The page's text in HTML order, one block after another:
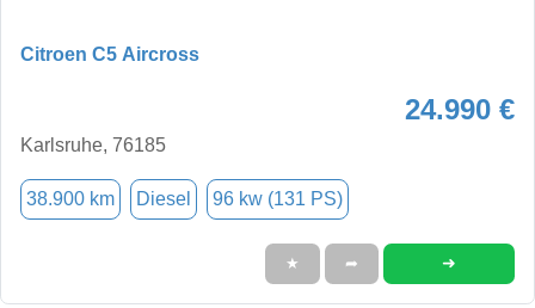
Citroen C5 Aircross
24.990 €
Karlsruhe, 76185
38.900 km Diesel 96 kw (131 PS)
★ ➦ ➜